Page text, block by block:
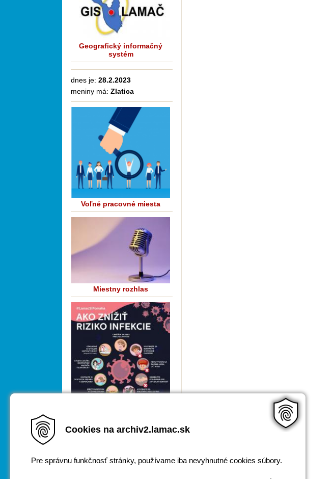
Cookies na archiv2.lamac.sk
Pre správnu funkčnosť stránky, používame iba nevyhnutné cookies súbory.
Geografický informačný
systém
dnes je: 28.2.2023
meniny má: Zlatica
Voľné pracovné miesta
Miestny rozhlas
Za obsah zodpovedá